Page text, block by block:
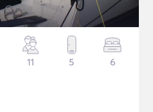
11 5 6